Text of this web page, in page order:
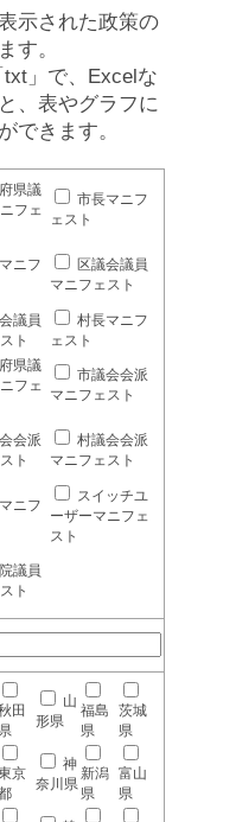
示された政策の
す。
」で、Excelな
、表やグラフに
できます。
県議
フェ
市長マニフ
ェスト
ニフ
区議会議員
マニフェスト
議員
ト
村長マニフ
ェスト
県議
フェ
市議会会派
マニフェスト
会派
ト
村議会会派
マニフェスト
ニフ
スイッチユ
ーザーマニフェ
スト
議員
ト
田
県
山
形県
福島
県
茨城
県
京
神
奈川県
新潟
県
富山
県